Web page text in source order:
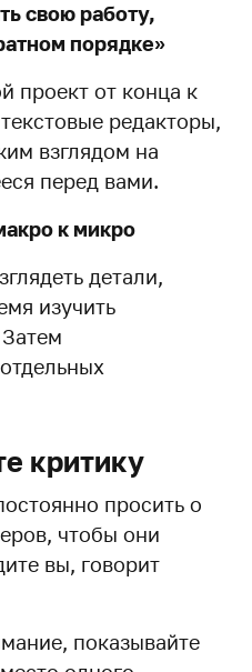
свою работу,
порядке»
проект от конца к
редакторы,
взглядом на
перед вами.
к микро
детали,
изучить
критику
просить о
чтобы они
вы, говорит
показывайте